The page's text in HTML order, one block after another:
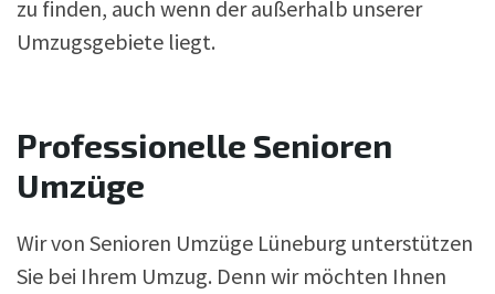
zu finden, auch wenn der außerhalb unserer
Umzugsgebiete liegt.
Professionelle Senioren
Umzüge
Wir von Senioren Umzüge Lüneburg unterstützen
Sie bei Ihrem Umzug. Denn wir möchten Ihnen